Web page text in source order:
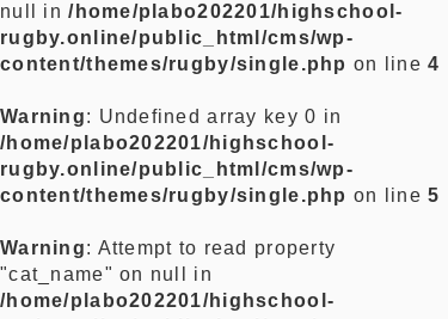
全国チーム紹介
プライバシーポリシー
お問い合わせ
null in/home/plabo202201/highschool-
rugby.online/public_html/cms/wp-
content/themes/rugby/single.php on line4
Warning: Undefined array key 0 in
/home/plabo202201/highschool-
rugby.online/public_html/cms/wp-
content/themes/rugby/single.php on line5
Warning: Attempt to read property
"cat_name" on null in
/home/plabo202201/highschool-